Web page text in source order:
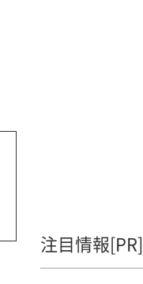
注目情報[PR]